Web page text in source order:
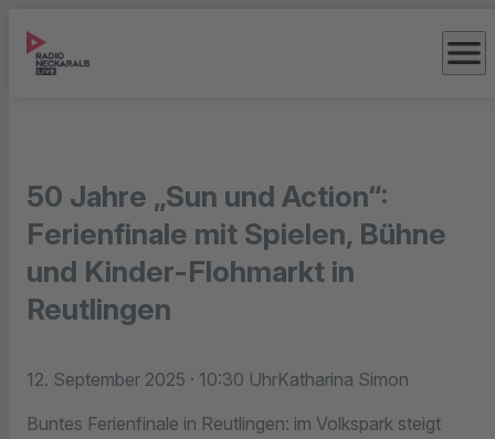
menu
50 Jahre „Sun und Action“:
Ferienfinale mit Spielen, Bühne
und Kinder-Flohmarkt in
Reutlingen
12. September 2025 · 10:30 UhrKatharina Simon
Buntes Ferienfinale in Reutlingen: im Volkspark steigt